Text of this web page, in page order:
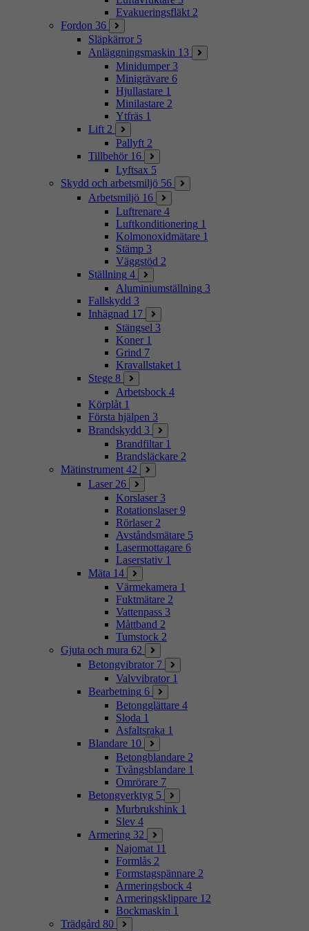
Evakueringsfläkt 2
Fordon 36
Släpkärror 5
Anläggningsmaskin 13
Minidumper 3
Minigrävare 6
Hjullastare 1
Minilastare 2
Ytfräs 1
Lift 2
Pallyft 2
Tillbehör 16
Lyftsax 5
Skydd och arbetsmiljö 56
Arbetsmiljö 16
Luftrenare 4
Luftkonditionering 1
Kolmonoxidmätare 1
Stämp 3
Väggstöd 2
Ställning 4
Aluminiumställning 3
Fallskydd 3
Inhägnad 17
Stängsel 3
Koner 1
Grind 7
Kravallstaket 1
Stege 8
Arbetsbock 4
Körplåt 1
Första hjälpen 3
Brandskydd 3
Brandfiltar 1
Brandsläckare 2
Mätinstrument 42
Laser 26
Korslaser 3
Rotationslaser 9
Rörlaser 2
Avståndsmätare 5
Lasermottagare 6
Laserstativ 1
Mäta 14
Värmekamera 1
Fuktmätare 2
Vattenpass 3
Måttband 2
Tumstock 2
Gjuta och mura 62
Betongvibrator 7
Valvvibrator 1
Bearbetning 6
Betongglättare 4
Sloda 1
Asfaltsraka 1
Blandare 10
Betongblandare 2
Tvångsblandare 1
Omrörare 7
Betongverktyg 5
Murbrukshink 1
Slev 4
Armering 32
Najomat 11
Formlås 2
Formstagspännare 2
Armeringsbock 4
Armeringsklippare 12
Bockmaskin 1
Trädgård 80